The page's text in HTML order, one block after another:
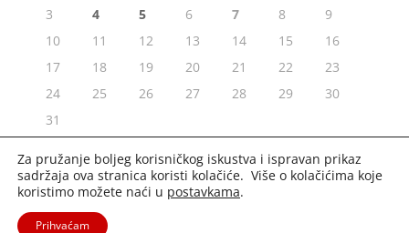
3
4 5 6 7 8
9
10
11 12 13 14 15
16
17
18 19 20 21 22
23
24
25 26 27 28 29
30
31
« srp
Za pružanje boljeg korisničkog iskustva i ispravan prikaz
sadržaja ova stranica koristi kolačiće. Više o kolačićima koje
koristimo možete naći u postavkama.
Prihvaćam